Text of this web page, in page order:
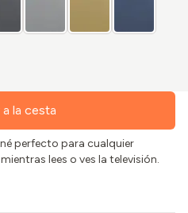
a la cesta
perfecto para cualquier
lees o ves la televisión.